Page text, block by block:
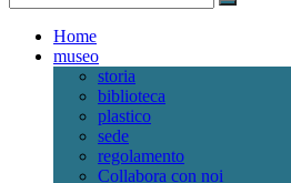
Home
museo
storia
biblioteca
plastico
sede
regolamento
Collabora con noi